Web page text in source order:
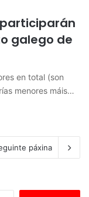
galego de
en total (son
menores máis…
páxina